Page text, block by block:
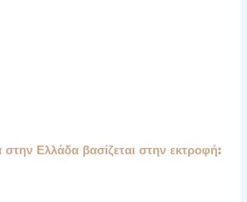
στην Ελλάδα βασίζεται στην εκτροφή: